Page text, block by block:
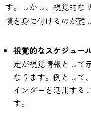
す。しかし、視覚的な
慣を身に付けるのが難
視覚的なスケジュー
定が視覚情報として
なります。例として
インダーを活用する
す。